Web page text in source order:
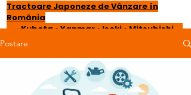
Tractoare Japoneze de Vânzare în
România
Kubota • Yanmar • Iseki • Mitsubishi
Postare